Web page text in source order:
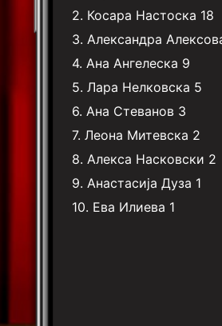
2. Косара Настоска 18
3. Александра
4. Ана Ангелеска 9
5.Лара Нелковска 5
6. Ана Стеванов 3
7.Леона Митевска 2
8. Алекса Насковски 2
9. Анастасија Дуза 1
10. Ева Илиева 1